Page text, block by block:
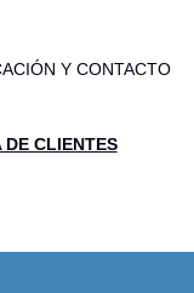
Y CONTACTO
DE CLIENTES